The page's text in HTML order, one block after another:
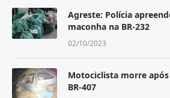
Agreste: Polícia
maconha na BR-232
02/10/2023
Motociclista morre
BR-407